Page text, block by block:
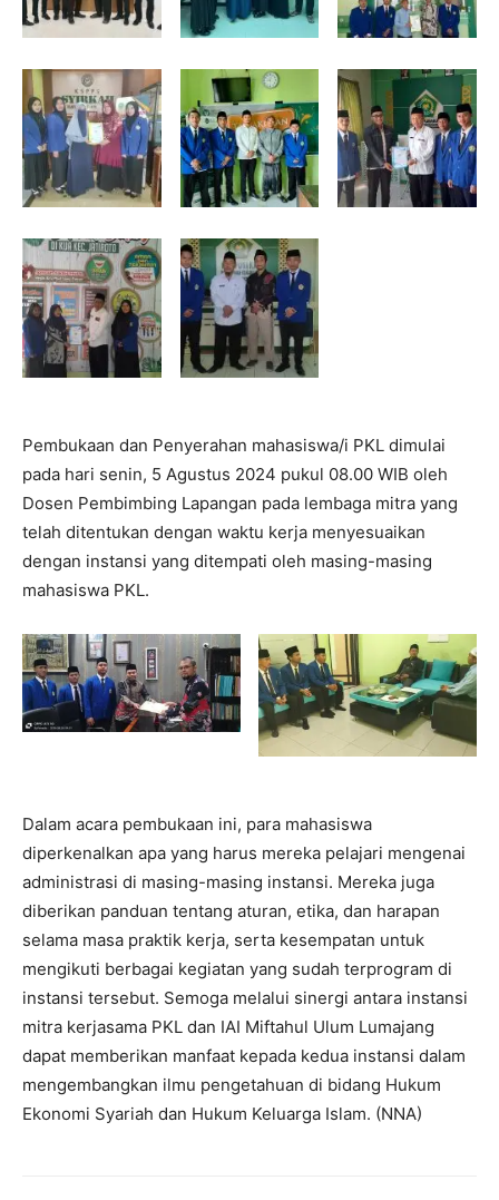
Pembukaan dan Penyerahan mahasiswa/i PKL dimulai
pada hari senin, 5 Agustus 2024 pukul 08.00 WIB oleh
Dosen Pembimbing Lapangan pada lembaga mitra yang
telah ditentukan dengan waktu kerja menyesuaikan
dengan instansi yang ditempati oleh masing-masing
mahasiswa PKL.
Dalam acara pembukaan ini, para mahasiswa
diperkenalkan apa yang harus mereka pelajari mengenai
administrasi di masing-masing instansi. Mereka juga
diberikan panduan tentang aturan, etika, dan harapan
selama masa praktik kerja, serta kesempatan untuk
mengikuti berbagai kegiatan yang sudah terprogram di
instansi tersebut. Semoga melalui sinergi antara instansi
mitra kerjasama PKL dan IAI Miftahul Ulum Lumajang
dapat memberikan manfaat kepada kedua instansi dalam
mengembangkan ilmu pengetahuan di bidang Hukum
Ekonomi Syariah dan Hukum Keluarga Islam. (NNA)